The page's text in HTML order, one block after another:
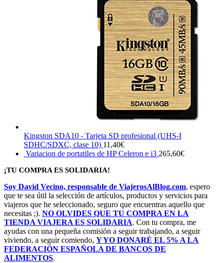
Kingston SDA10 - Tarjeta SD profesional (UHS-I
SDHC/SDXC, clase 10) 11,40€
Variacion de portatiles de HP Celeron e i3 265,60€
¡TU COMPRA ES SOLIDARIA!
Soy David Vecino, responsable de ViajerosAlBlog.com, espero
que te sea útil la selección de artículos, productos y servicios para
viajeros que he seleccionado, seguro que encuentras aquello que
necesitas ;). NO OLVIDES QUE TU COMPRA EN LA
TIENDA VIAJERA ES SOLIDARIA. Con tu compra, me
ayudas con una pequeña comisión a seguir trabajando, a seguir
viviendo, a seguir comiendo, Y YO DONARÉ EL 5% A LA
FEDERACIÓN ESPAÑOLA DE BANCOS DE
ALIMENTOS.